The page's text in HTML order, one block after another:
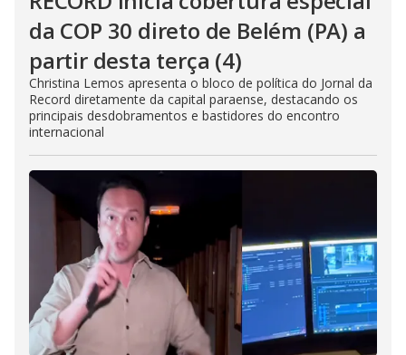
da COP 30 direto de Belém (PA) a
partir desta terça (4)
Christina Lemos apresenta o bloco de política do Jornal da
Record diretamente da capital paraense, destacando os
principais desdobramentos e bastidores do encontro
internacional